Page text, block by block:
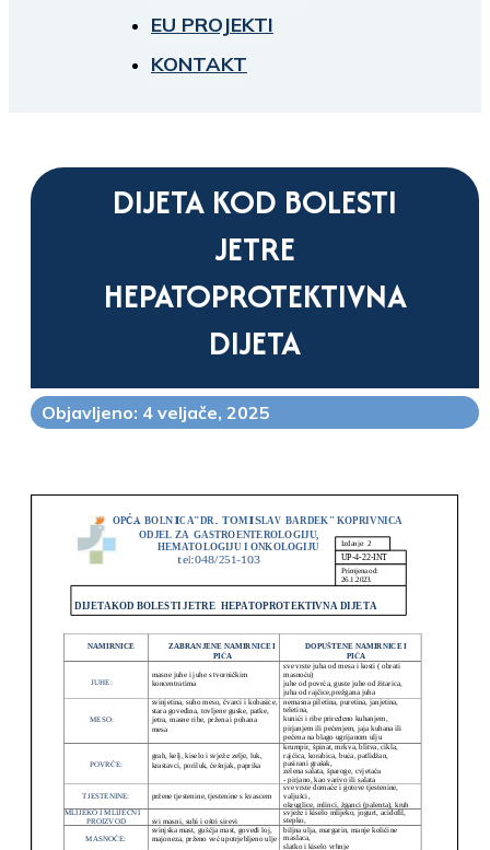
EU PROJEKTI
KONTAKT
DIJETA KOD BOLESTI
JETRE
HEPATOPROTEKTIVNA
DIJETA
Objavljeno: 4 veljače, 2025